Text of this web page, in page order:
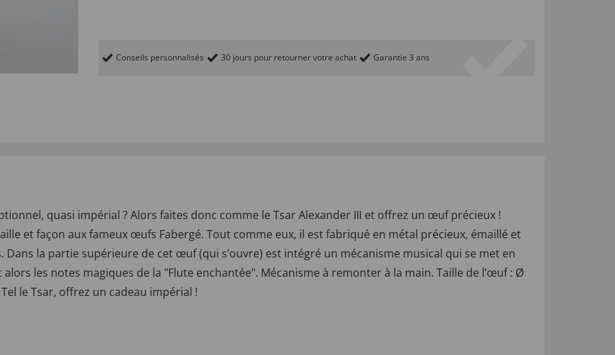
Conseils personnalisés 30 jours pour retourner votre achat Garantie 3 ans
quasi impérial ? Alors faites donc comme le Tsar Alexander III et offrez un œuf précieux !
taille et façon aux fameux œufs Fabergé. Tout comme eux, il est fabriqué en métal précieux, émaillé et
la partie supérieure de cet œuf (qui s’ouvre) est intégré un mécanisme musical qui se met en
les notes magiques de la "Flute enchantée". Mécanisme à remonter à la main. Taille de l’œuf : Ø
le Tsar, offrez un cadeau impérial !